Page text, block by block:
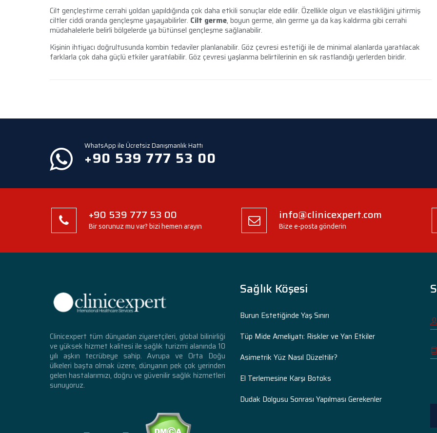
Cilt gençleştirme cerrahi yoldan yapıldığında çok daha etkili sonuçlar elde edilir. Özellikle olgun ve elastikliğini yitirmiş
ciltler ciddi oranda gençleşme yaşayabilirler. Cilt germe, boyun germe, alın germe ya da kaş kaldırma gibi cerrahi
müdahalelerle belirli bölgelerde ya bütünsel gençleşme sağlanabilir.
Kişinin ihtiyacı doğrultusunda kombin tedaviler planlanabilir. Göz çevresi estetiği ile de minimal alanlarda yaratılacak
farklarla çok daha güçlü etkiler yaratılabilir. Göz çevresi yaşlanma belirtilerinin en sık rastlandığı yerlerden biridir.
WhatsApp ile Ücretsiz Danışmanlık Hattı
+90 539 777 53 00
+90 539 777 53 00
Bir sorunuz mu var? bizi hemen arayın
info@clinicexpert.com
Bize e-posta gönderin
Clinicexpert tüm dünyadan ziyaretçileri, global bilinirliği
ve yüksek hizmet kalitesi ile sağlık turizmi alanında 10
yılı aşkın tecrübeye sahip. Avrupa ve Orta Doğu
ülkeleri başta olmak üzere, dünyanın pek çok yerinden
gelen hastalarımızı, doğru ve güvenilir sağlık hizmetleri
sunuyoruz.
Sağlık Köşesi
Burun Estetiğinde Yaş Sınırı
Tüp Mide Ameliyatı: Riskler ve Yan Etkiler
Asimetrik Yüz Nasıl Düzeltilir?
El Terlemesine Karşı Botoks
Dudak Dolgusu Sonrası Yapılması Gerekenler